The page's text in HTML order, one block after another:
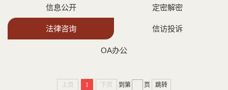
信息公开 定密解密
法律咨询 信访投诉
OA办公
上页 1 下页 到第 页 跳转